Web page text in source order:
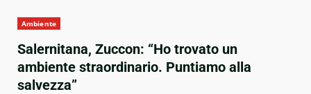
Ambiente
Salernitana, Zuccon: “Ho trovato un
ambiente straordinario. Puntiamo alla
salvezza”